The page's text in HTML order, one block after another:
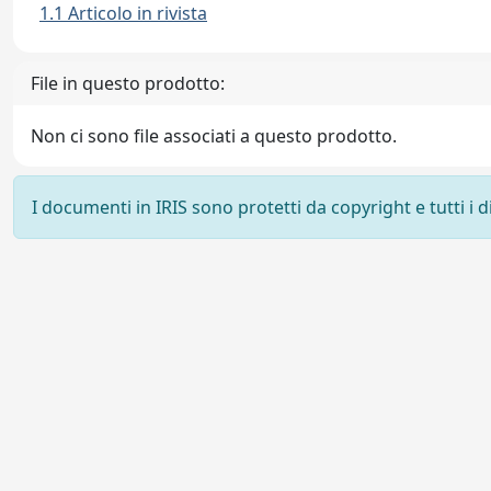
1.1 Articolo in rivista
File in questo prodotto:
Non ci sono file associati a questo prodotto.
I documenti in IRIS sono protetti da copyright e tutti i